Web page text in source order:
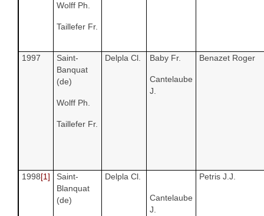
Wolff Ph.
Taillefer Fr.
1997
Saint-
Banquat
(de)
Wolff Ph.
Taillefer Fr.
Delpla Cl. Baby Fr.
Cantelaube
J.
Benazet Roger
1998[1]
Saint-
Blanquat
(de)
Delpla Cl.
Cantelaube
J.
Petris J.J.